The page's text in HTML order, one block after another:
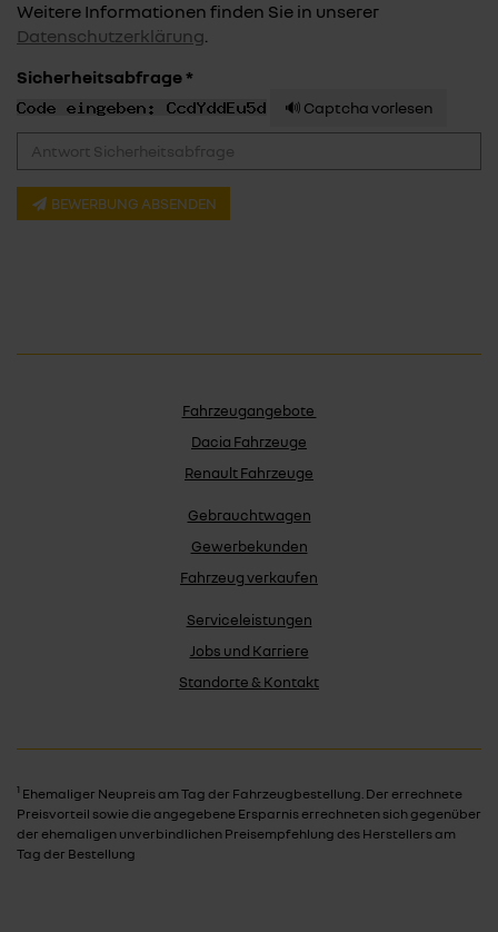
Weitere Informationen finden Sie in unserer
Datenschutzerklärung
Sicherheitsabfrage *
🔊 Captcha vorlesen
BEWERBUNG ABSENDEN
Fahrzeugangebote
Dacia Fahrzeuge
Renault Fahrzeuge
Gebrauchtwagen
Gewerbekunden
Fahrzeug verkaufen
Serviceleistungen
Jobs und Karriere
Standorte & Kontakt
1 Ehemaliger Neupreis am Tag der Fahrzeugbestellung. Der errechnete
Preisvorteil sowie die angegebene Ersparnis errechneten sich gegenüber
der ehemaligen unverbindlichen Preisempfehlung des Herstellers am
Tag der Bestellung